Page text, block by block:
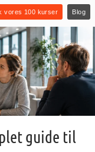
vores 100 kurser Blog
guide til